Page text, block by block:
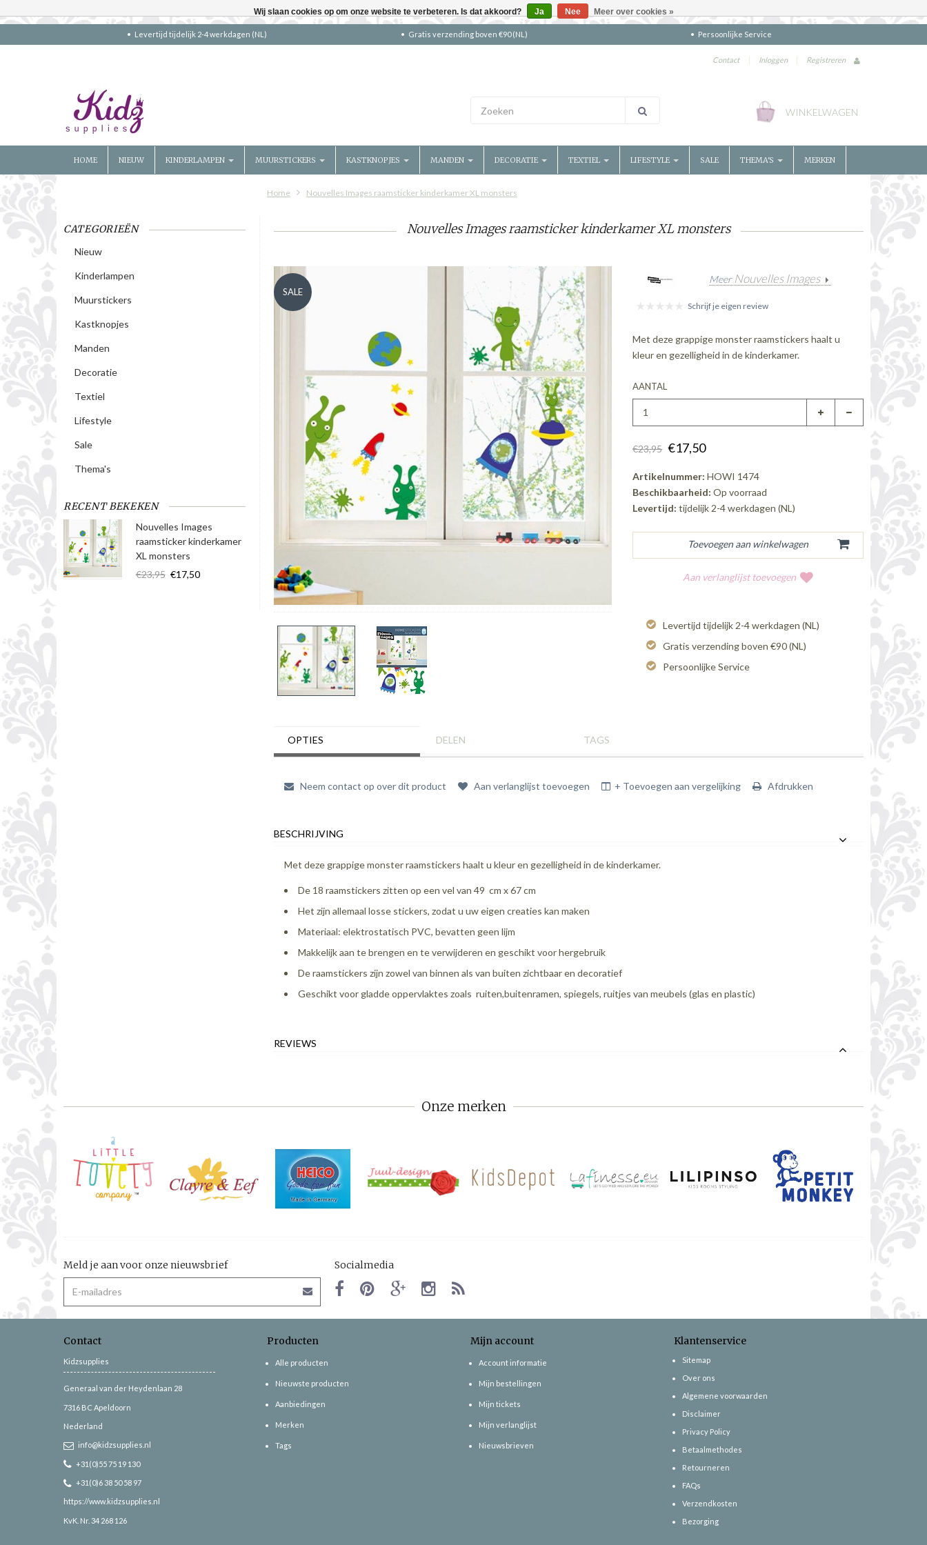
Levertijd tijdelijk 2-4 werkdagen (NL) Gratis verzending boven €90 (NL) Persoonlijke Service
Contact | Inloggen | Registreren
WINKELWAGEN
HOME NIEUW KINDERLAMPEN MUURSTICKERS KASTKNOPJES MANDEN DECORATIE TEXTIEL LIFESTYLE SALE THEMA'S MERKEN
Home Nouvelles Images raamsticker kinderkamer XL monsters
CATEGORIEËN
Nieuw
Kinderlampen
Muurstickers
Kastknopjes
Manden
Decoratie
Textiel
Lifestyle
Sale
Thema's
RECENT BEKEKEN
Nouvelles Images
raamsticker kinderkamer
XL monsters
€23,95 €17,50
Nouvelles Images raamsticker kinderkamer XL monsters
SALE
Meer Nouvelles Images
Schrijf je eigen review
Met deze grappige monster raamstickers haalt u
kleur en gezelligheid in de kinderkamer.
AANTAL
€23,95 €17,50
Artikelnummer: HOWI 1474
Beschikbaarheid: Op voorraad
Levertijd: tijdelijk 2-4 werkdagen (NL)
Aan verlanglijst toevoegen
Levertijd tijdelijk 2-4 werkdagen (NL)
Gratis verzending boven €90 (NL)
Persoonlijke Service
OPTIES DELEN TAGS
Neem contact op over dit product Aan verlanglijst toevoegen + Toevoegen aan vergelijking Afdrukken
BESCHRIJVING
Met deze grappige monster raamstickers haalt u kleur en gezelligheid in de kinderkamer.
De 18 raamstickers zitten op een vel van 49 cm x 67 cm
Het zijn allemaal losse stickers, zodat u uw eigen creaties kan maken
Materiaal: elektrostatisch PVC, bevatten geen lijm
Makkelijk aan te brengen en te verwijderen en geschikt voor hergebruik
De raamstickers zijn zowel van binnen als van buiten zichtbaar en decoratief
Geschikt voor gladde oppervlaktes zoals ruiten,buitenramen, spiegels, ruitjes van meubels (glas en plastic)
REVIEWS
Onze merken
Meld je aan voor onze nieuwsbrief Socialmedia
Contact
Kidzsupplies
Generaal van der Heydenlaan 28
7316 BC Apeldoorn
Nederland
info@kidzsupplies.nl
+31(0)55 75 19 130
+31(0)6 38 50 58 97
https://www.kidzsupplies.nl
KvK. Nr. 34 268 126
Producten
Alle producten
Nieuwste producten
Aanbiedingen
Merken
Tags
Mijn account
Account informatie
Mijn bestellingen
Mijn tickets
Mijn verlanglijst
Nieuwsbrieven
Klantenservice
Sitemap
Over ons
Algemene voorwaarden
Disclaimer
Privacy Policy
Betaalmethodes
Retourneren
FAQs
Verzendkosten
Bezorging
Wij slaan cookies op om onze website te verbeteren. Is dat akkoord? Ja Nee Meer over cookies »